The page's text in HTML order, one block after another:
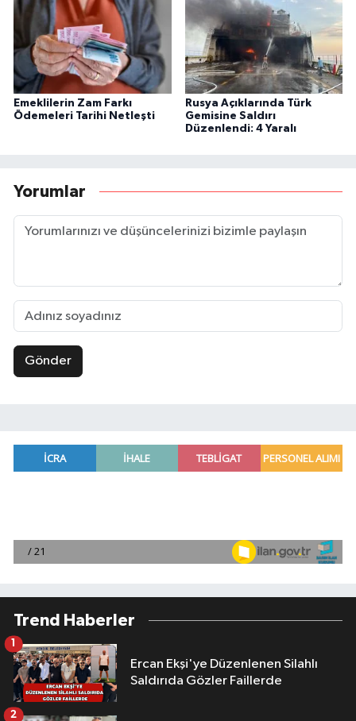
Emeklilerin Zam Farkı
Ödemeleri Tarihi Netleşti
Rusya Açıklarında Türk
Gemisine Saldırı
Düzenlendi: 4 Yaralı
Yorumlar
Gönder
Trend Haberler
Ercan Ekşi'ye Düzenlenen Silahlı
Saldırıda Gözler Faillerde
1
2